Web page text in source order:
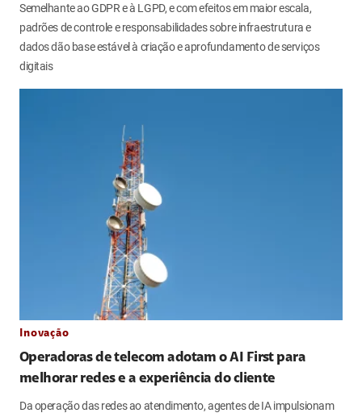
Semelhante ao GDPR e à LGPD, e com efeitos em maior escala,
padrões de controle e responsabilidades sobre infraestrutura e
dados dão base estável à criação e aprofundamento de serviços
digitais
Inovação
Operadoras de telecom adotam o AI First para
melhorar redes e a experiência do cliente
Da operação das redes ao atendimento, agentes de IA impulsionam